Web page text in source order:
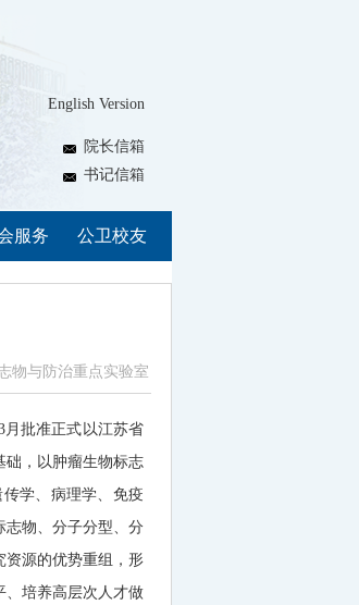
English Version
院长信箱
书记信箱
服务 公卫校友
物与防治重点实验室
月批准正式以江苏省
础，以肿瘤生物标志
学、病理学、免疫
志物、分子分型、分
资源的优势重组，形
、培养高层次人才做